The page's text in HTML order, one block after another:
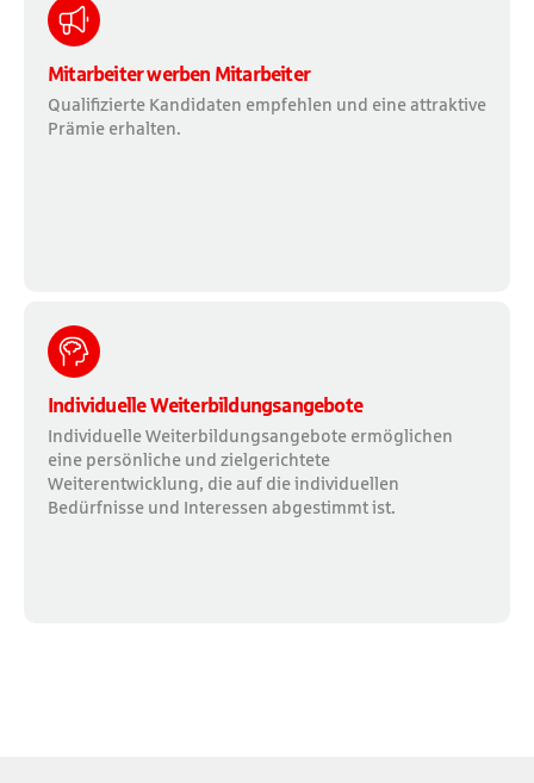
Mitarbeiter werben Mitarbeiter
Qualifizierte Kandidaten empfehlen und eine attraktive
Prämie erhalten.
Individuelle Weiterbildungsangebote
Individuelle Weiterbildungsangebote ermöglichen
eine persönliche und zielgerichtete
Weiterentwicklung, die auf die individuellen
Bedürfnisse und Interessen abgestimmt ist.